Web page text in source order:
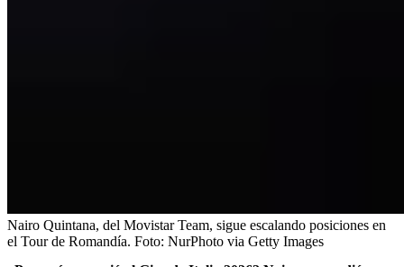
Nairo Quintana, del Movistar Team, sigue escalando posiciones en
el Tour de Romandía. Foto: NurPhoto via Getty Images